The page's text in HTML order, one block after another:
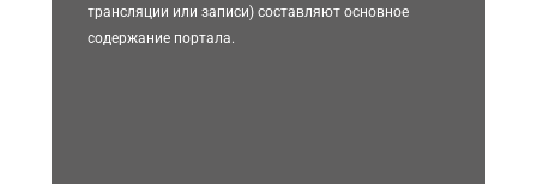
трансляции или записи) составляют основное
содержание портала.